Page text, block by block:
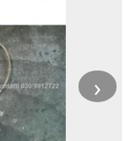
›